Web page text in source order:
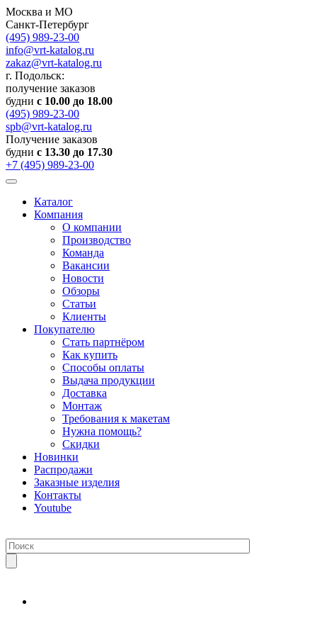
Москва и МО
Санкт-Петербург
(495) 989-23-00
info@vrt-katalog.ru
zakaz@vrt-katalog.ru
г. Подольск:
получение заказов
будни с 10.00 до 18.00
(495) 989-23-00
spb@vrt-katalog.ru
Получение заказов
будни с 13.30 до 17.30
+7 (495) 989-23-00
Каталог
Компания
О компании
Производство
Команда
Вакансии
Новости
Обзоры
Статьи
Клиенты
Покупателю
Стать партнёром
Как купить
Способы оплаты
Выдача продукции
Доставка
Монтаж
Требования к макетам
Нужна помощь?
Скидки
Новинки
Распродажи
Заказные изделия
Контакты
Youtube